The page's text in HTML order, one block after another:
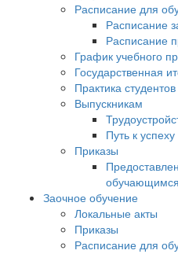
Расписание для
Расписание
Расписание
График учебного
Государственная
Практика студентов
Выпускникам
Путь к успеху
Приказы
обучающимся
Заочное обучение
Локальные акты
Приказы
Расписание для